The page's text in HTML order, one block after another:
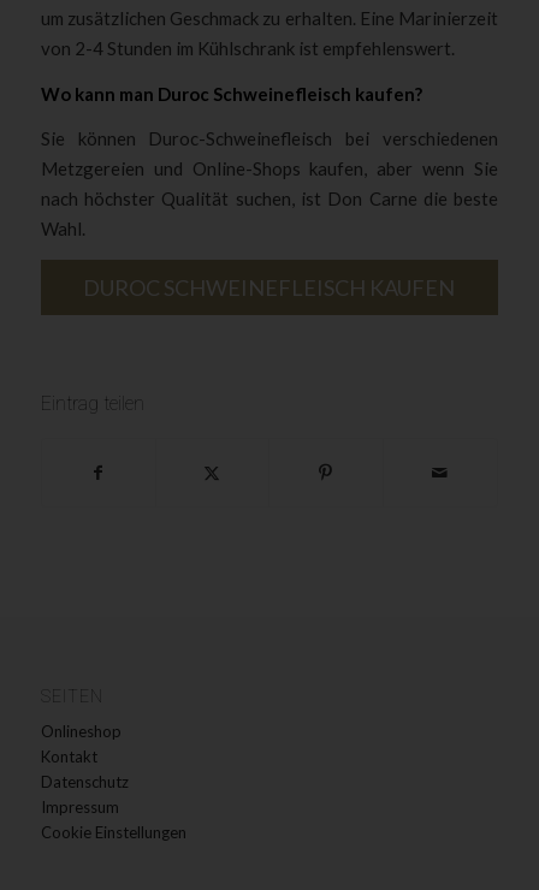
um zusätzlichen Geschmack zu erhalten. Eine Marinierzeit
von 2-4 Stunden im Kühlschrank ist empfehlenswert.
Wo kann man Duroc Schweinefleisch kaufen?
Sie können Duroc-Schweinefleisch bei verschiedenen
Metzgereien und Online-Shops kaufen, aber wenn Sie
nach höchster Qualität suchen, ist Don Carne die beste
Wahl.
DUROC SCHWEINEFLEISCH KAUFEN
Eintrag teilen
SEITEN
Onlineshop
Kontakt
Datenschutz
Impressum
Cookie Einstellungen